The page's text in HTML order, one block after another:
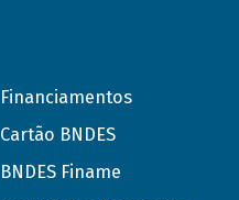
Financiamentos
Cartão BNDES
BNDES Finame